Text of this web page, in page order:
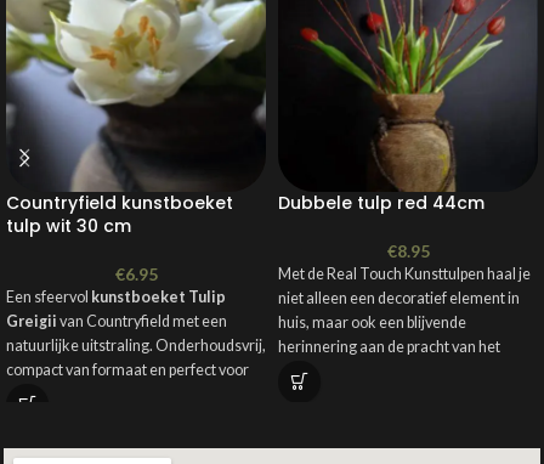
Countryfield kunstboeket
tulp wit 30 cm
€6.95
Een sfeervol kunstboeket Tulip
Greigii van Countryfield met een
natuurlijke uitstraling. Onderhoudsvrij,
compact van formaat en perfect voor
een landelijke of sobere styling.
Dubbele tulp red 44cm
€8.95
Met de Real Touch Kunsttulpen haal je
niet alleen een decoratief element in
huis, maar ook een blijvende
herinnering aan de pracht van het
voorjaar. Ervaar de magie van
bloemen, ongeacht het seizoen, en laat
schoonheid van deze kunstige